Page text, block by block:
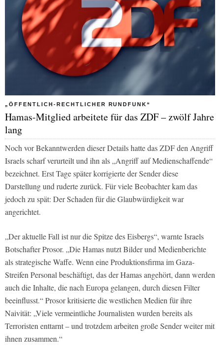
„ÖFFENTLICH-RECHTLICHER RUNDFUNK“
Hamas-Mitglied arbeitete für das ZDF – zwölf Jahre
lang
Noch vor Bekanntwerden dieser Details hatte das ZDF den Angriff
Israels scharf verurteilt und ihn als „Angriff auf Medienschaffende“
bezeichnet. Erst Tage später korrigierte der Sender diese
Darstellung und ruderte zurück. Für viele Beobachter kam das
jedoch zu spät: Der Schaden für die Glaubwürdigkeit war
angerichtet.
„Der aktuelle Fall ist nur die Spitze des Eisbergs“, warnte Israels
Botschafter Prosor. „Die Hamas nutzt Bilder und Medienberichte
als strategische Waffe. Wenn eine Produktionsfirma im Gaza-
Streifen Personal beschäftigt, das der Hamas angehört, dann werden
auch die Inhalte, die nach Europa gelangen, durch diesen Filter
beeinflusst.“ Prosor kritisierte die westlichen Medien für ihre
Naivität: „Viele vermeintliche Journalisten wurden bereits als
Terroristen enttarnt – und trotzdem arbeiten große Sender weiter mit
ihnen zusammen.“